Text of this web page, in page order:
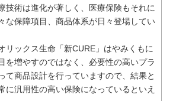
技術は進化が著しく、医療保険もそれに
な保障項目、商品体系が日々登場してい
リックス生命「新CURE」はやみくもに
を増やすのではなく、必要性の高いプラ
て商品設計を行っていますので、結果と
に汎用性の高い保険になっているといえ